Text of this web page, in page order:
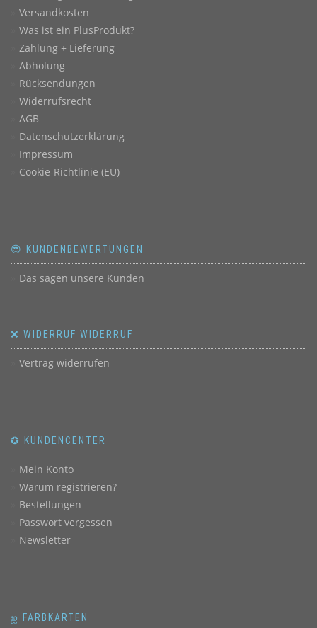
Versandkosten
Was ist ein PlusProdukt?
Zahlung + Lieferung
Abholung
Rücksendungen
Widerrufsrecht
AGB
Datenschutzerklärung
Impressum
Cookie-Richtlinie (EU)
😍 KUNDENBEWERTUNGEN
Das sagen unsere Kunden
❌ WIDERRUF WIDERRUF
Vertrag widerrufen
✪ KUNDENCENTER
Mein Konto
Warum registrieren?
Bestellungen
Passwort vergessen
Newsletter
ஐ FARBKARTEN